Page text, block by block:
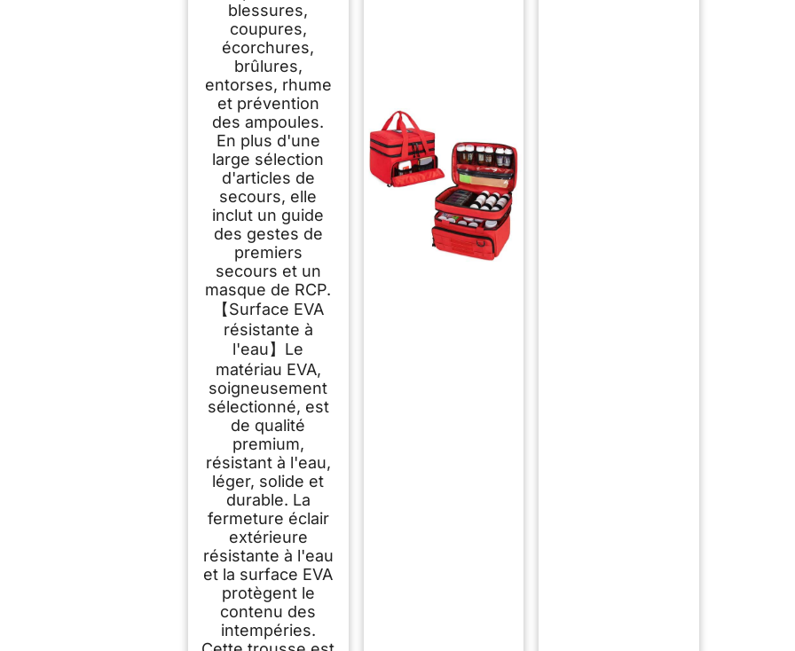
blessures,
coupures,
écorchures,
brûlures,
entorses, rhume
et prévention
des ampoules.
En plus d'une
large sélection
d'articles de
secours, elle
inclut un guide
des gestes de
premiers
secours et un
masque de RCP.
【Surface EVA
résistante à
l'eau】Le
matériau EVA,
soigneusement
sélectionné, est
de qualité
premium,
résistant à l'eau,
léger, solide et
durable. La
fermeture éclair
extérieure
résistante à l'eau
et la surface EVA
protègent le
contenu des
intempéries.